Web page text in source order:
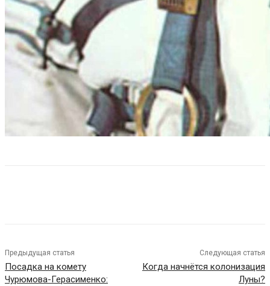
Предыдущая статья
Посадка на комету
Чурюмова-Герасименко:
Следующая статья
Когда начнётся колонизация
Луны?